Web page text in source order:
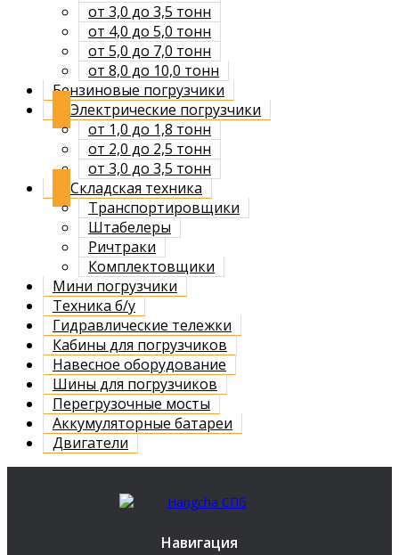
от 3,0 до 3,5 тонн
от 4,0 до 5,0 тонн
от 5,0 до 7,0 тонн
от 8,0 до 10,0 тонн
Бензиновые погрузчики
Электрические погрузчики
от 1,0 до 1,8 тонн
от 2,0 до 2,5 тонн
от 3,0 до 3,5 тонн
Складская техника
Транспортировщики
Штабелеры
Ричтраки
Комплектовщики
Мини погрузчики
Техника б/у
Гидравлические тележки
Кабины для погрузчиков
Навесное оборудование
Шины для погрузчиков
Перегрузочные мосты
Аккумуляторные батареи
Двигатели
Навигация